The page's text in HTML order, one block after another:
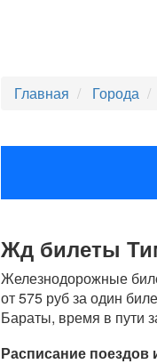
Главная Города
Жд билеты
Железнодорожные
от 575 руб за один
Бараты, время в пути
Расписание